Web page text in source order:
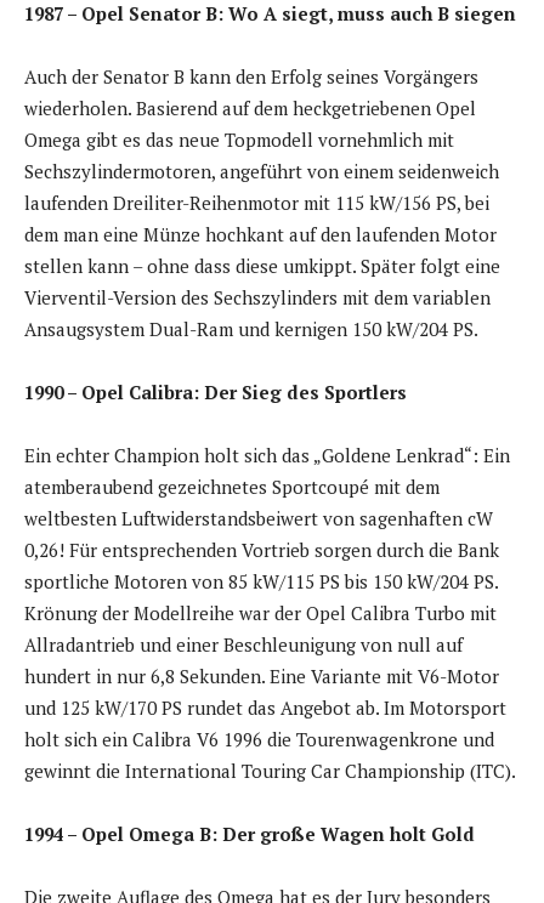
1987 – Opel Senator B: Wo A siegt, muss auch B siegen
Auch der Senator B kann den Erfolg seines Vorgängers
wiederholen. Basierend auf dem heckgetriebenen Opel
Omega gibt es das neue Topmodell vornehmlich mit
Sechszylindermotoren, angeführt von einem seidenweich
laufenden Dreiliter-Reihenmotor mit 115 kW/156 PS, bei
dem man eine Münze hochkant auf den laufenden Motor
stellen kann – ohne dass diese umkippt. Später folgt eine
Vierventil-Version des Sechszylinders mit dem variablen
Ansaugsystem Dual-Ram und kernigen 150 kW/204 PS.
1990 – Opel Calibra: Der Sieg des Sportlers
Ein echter Champion holt sich das „Goldene Lenkrad“: Ein
atemberaubend gezeichnetes Sportcoupé mit dem
weltbesten Luftwiderstandsbeiwert von sagenhaften cW
0,26! Für entsprechenden Vortrieb sorgen durch die Bank
sportliche Motoren von 85 kW/115 PS bis 150 kW/204 PS.
Krönung der Modellreihe war der Opel Calibra Turbo mit
Allradantrieb und einer Beschleunigung von null auf
hundert in nur 6,8 Sekunden. Eine Variante mit V6-Motor
und 125 kW/170 PS rundet das Angebot ab. Im Motorsport
holt sich ein Calibra V6 1996 die Tourenwagenkrone und
gewinnt die International Touring Car Championship (ITC).
1994 – Opel Omega B: Der große Wagen holt Gold
Die zweite Auflage des Omega hat es der Jury besonders